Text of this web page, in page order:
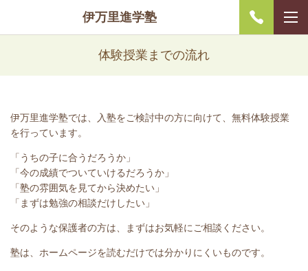
伊万里進学塾
体験授業までの流れ
伊万里進学塾では、入塾をご検討中の方に向けて、無料体験授業
を行っています。
「うちの子に合うだろうか」
「今の成績でついていけるだろうか」
「塾の雰囲気を見てから決めたい」
「まずは勉強の相談だけしたい」
そのような保護者の方は、まずはお気軽にご相談ください。
塾は、ホームページを読むだけでは分かりにくいものです。